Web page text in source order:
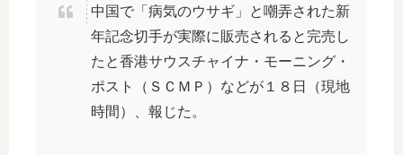
中国で「病気のウサギ」と嘲弄された新
年記念切手が実際に販売されると完売し
たと香港サウスチャイナ・モーニング・
ポスト（ＳＣＭＰ）などが１８日（現地
時間）、報じた。